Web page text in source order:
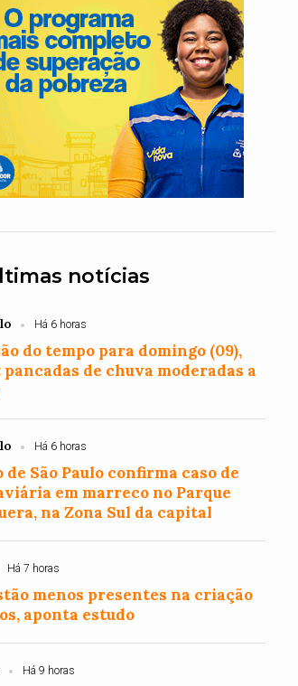
notícias
Há 6 horas
do tempo para domingo (09),
pancadas de chuva moderadas a
Há 6 horas
de São Paulo confirma caso de
em marreco no Parque
na Zona Sul da capital
Há 7 horas
menos presentes na criação
aponta estudo
Há 9 horas